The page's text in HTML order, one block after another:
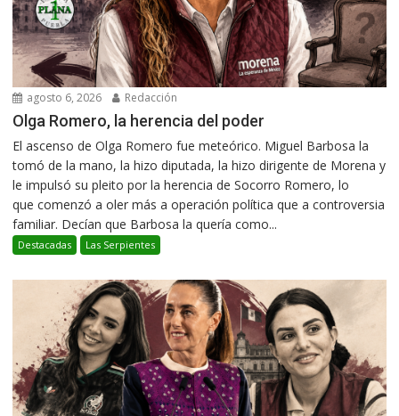
agosto 6, 2026 Redacción
Olga Romero, la herencia del poder
El ascenso de Olga Romero fue meteórico. Miguel Barbosa la
tomó de la mano, la hizo diputada, la hizo dirigente de Morena y
le impulsó su pleito por la herencia de Socorro Romero, lo
que comenzó a oler más a operación política que a controversia
familiar. Decían que Barbosa la quería como...
Destacadas Las Serpientes